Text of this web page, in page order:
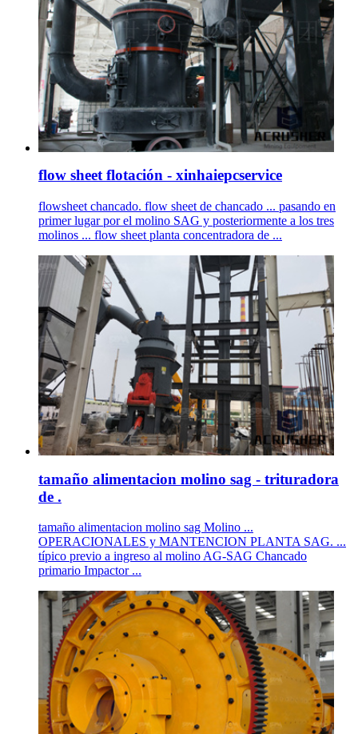
flow sheet flotación - xinhaiepcservice
flowsheet chancado. flow sheet de chancado ... pasando en
primer lugar por el molino SAG y posteriormente a los tres
molinos ... flow sheet planta concentradora de ...
tamaño alimentacion molino sag - trituradora
de .
tamaño alimentacion molino sag Molino ...
OPERACIONALES y MANTENCION PLANTA SAG. ...
típico previo a ingreso al molino AG-SAG Chancado
primario Impactor ...